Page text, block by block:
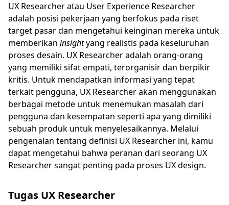
UX Researcher atau User Experience Researcher
adalah posisi pekerjaan yang berfokus pada riset
target pasar dan mengetahui keinginan mereka untuk
memberikan insightyang realistis pada keseluruhan
proses desain. UX Researcher adalah orang-orang
yang memiliki sifat empati, terorganisir dan berpikir
kritis. Untuk mendapatkan informasi yang tepat
terkait pengguna, UX Researcher akan menggunakan
berbagai metode untuk menemukan masalah dari
pengguna dan kesempatan seperti apa yang dimiliki
sebuah produk untuk menyelesaikannya. Melalui
pengenalan tentang definisi UX Researcher ini, kamu
dapat mengetahui bahwa peranan dari seorang UX
Researcher sangat penting pada proses UX design.
Tugas UX Researcher